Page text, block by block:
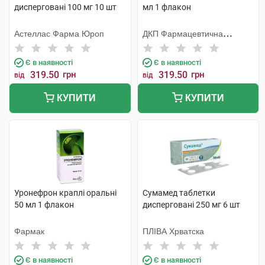
дисперговані 100 мг 10 шт
Астеллас Фарма Юроп
Є в наявності
від 319.50 грн
КУПИТИ
мл 1 флакон
ДКП Фармацевтична
фабрика
Є в наявності
від 319.50 грн
КУПИТИ
Уронефрон краплі оральні
50 мл 1 флакон
Фармак
Є в наявності
Сумамед таблетки
дисперговані 250 мг 6 шт
ПЛІВА Хрватска
Є в наявності